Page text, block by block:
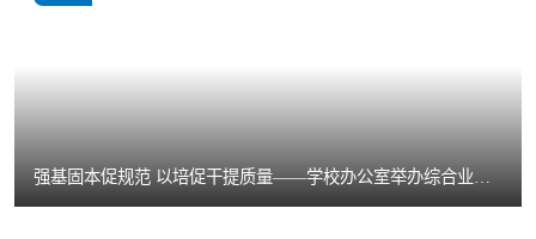
强基固本促规范 以培促干提质量——学校办公室举办综合业务专题培训会